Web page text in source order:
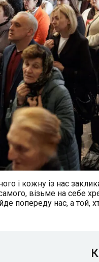
і кожну із нас
візьме на себе
попереду нас, а той,